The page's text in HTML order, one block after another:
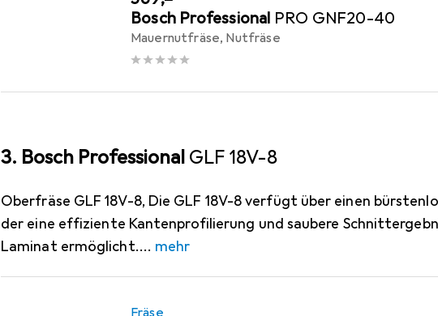
Bosch Professional PRO GNF20-40
Mauernutfräse, Nutfräse
3. Bosch Professional GLF 18V-8
Oberfräse GLF 18V-8, Die GLF 18V-8 verfügt über einen
der eine effiziente Kantenprofilierung und saubere
Laminat ermöglicht.
mehr
Fräse